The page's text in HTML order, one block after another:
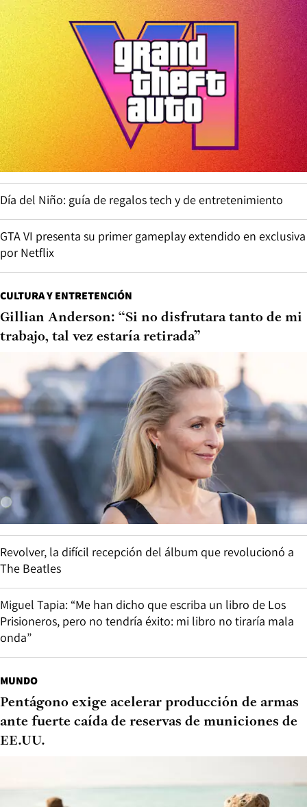
Día del Niño: guía de regalos tech y de entretenimiento
GTA VI presenta su primer gameplay extendido en exclusiva
por Netflix
CULTURA Y ENTRETENCIÓN
Gillian Anderson: “Si no disfrutara tanto de mi
trabajo, tal vez estaría retirada”
Revolver, la difícil recepción del álbum que revolucionó a
The Beatles
Miguel Tapia: “Me han dicho que escriba un libro de Los
Prisioneros, pero no tendría éxito: mi libro no tiraría mala
onda”
MUNDO
Pentágono exige acelerar producción de armas
ante fuerte caída de reservas de municiones de
EE.UU.